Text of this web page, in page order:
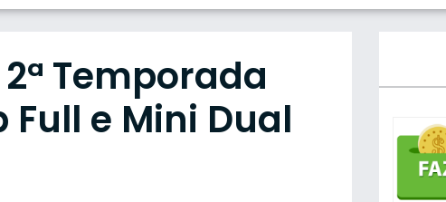
Temporada
Full e Mini Dual